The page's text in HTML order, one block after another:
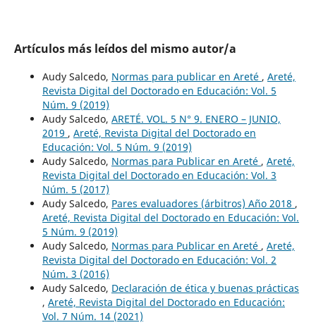
Artículos más leídos del mismo autor/a
Audy Salcedo, Normas para publicar en Areté , Areté,
Revista Digital del Doctorado en Educación: Vol. 5
Núm. 9 (2019)
Audy Salcedo, ARETÉ. VOL. 5 N° 9. ENERO – JUNIO,
2019 , Areté, Revista Digital del Doctorado en
Educación: Vol. 5 Núm. 9 (2019)
Audy Salcedo, Normas para Publicar en Areté , Areté,
Revista Digital del Doctorado en Educación: Vol. 3
Núm. 5 (2017)
Audy Salcedo, Pares evaluadores (árbitros) Año 2018 ,
Areté, Revista Digital del Doctorado en Educación: Vol.
5 Núm. 9 (2019)
Audy Salcedo, Normas para Publicar en Areté , Areté,
Revista Digital del Doctorado en Educación: Vol. 2
Núm. 3 (2016)
Audy Salcedo, Declaración de ética y buenas prácticas
, Areté, Revista Digital del Doctorado en Educación:
Vol. 7 Núm. 14 (2021)